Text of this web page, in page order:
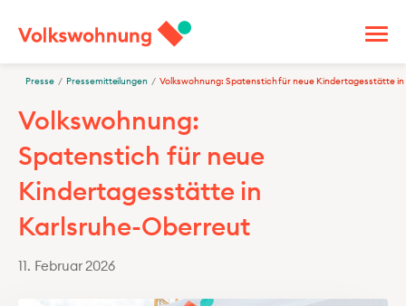
Presse / Pressemitteilungen / Volkswohnung: Spatenstich für neue Kindertagesstätte
Volkswohnung:
Spatenstich für neue
Kindertagesstätte in
Karlsruhe-Oberreut
11. Februar 2026